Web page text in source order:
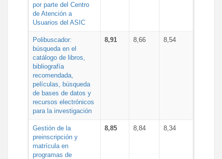
por parte del Centro
de Atención a
Usuarios del ASIC
Polibuscador:
búsqueda en el
catálogo de libros,
bibliografía
recomendada,
películas, búsqueda
de bases de datos y
recursos electrónicos
para la investigación
8,91 8,66 8,54
Gestión de la
preinscripción y
matrícula en
programas de
8,85 8,84 8,34